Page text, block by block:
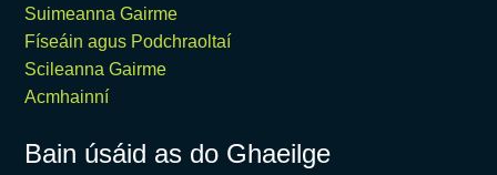
Suimeanna Gairme
Físeáin agus Podchraoltaí
Scileanna Gairme
Acmhainní
Bain úsáid as do Ghaeilge